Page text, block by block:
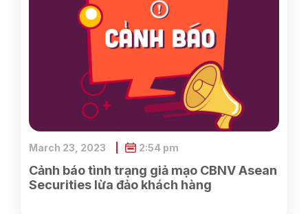
Cảnh báo tình trạng giả mạo CBNV Asean
Securities lừa đảo khách hàng
March 23, 2023 2:54 pm